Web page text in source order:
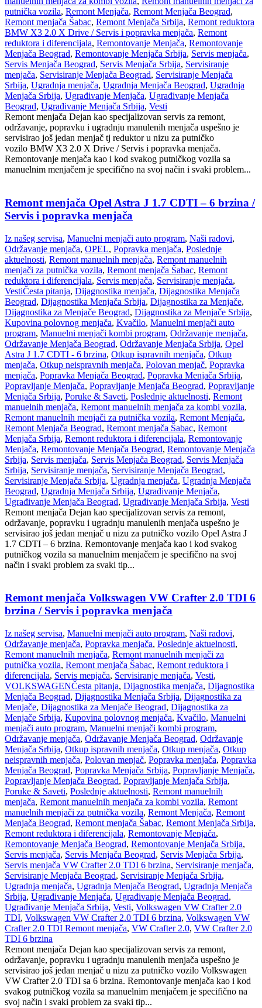
putnička vozila, Remont Menjača, Remont Menjača Beograd,
Remont menjača Šabac, Remont Menjača Srbija, Remont reduktora
BMW X3 2.0 X Drive / Servis i popravka menjača, Remont
reduktora i diferencijala, Remontovanje Menjača, Remontovanje
Menjača Beograd, Remontovanje Menjača Srbija, Servis menjača,
Servis Menjača Beograd, Servis Menjača Srbija, Servisiranje
menjača, Servisiranje Menjača Beograd, Servisiranje Menjača
Srbija, Ugradnja menjača, Ugradnja Menjača Beograd, Ugradnja
Menjača Srbija, Ugrađivanje Menjača, Ugrađivanje Menjača
Beograd, Ugrađivanje Menjača Srbija, Vesti
Remont menjača Dejan kao specijalizovan servis za remont,
održavanje, popravku i ugradnju manulenih menjača uspešno je
servisirao još jedan menjač tj reduktor u nizu za putničko
vozilo BMW X3 2.0 X Drive / Servis i popravka menjača.
Remontovanje menjača kao i kod svakog putničkog vozila sa
manuelnim menjačem je specifično na svoj način i svaki problem...
Remont menjača Opel Astra J 1.7 CDTI – 6 brzina /
Servis i popravka menjača
Iz našeg servisa, Manuelni menjači auto program, Naši radovi,
Održavanje menjača, OPEL, Popravka menjača, Poslednje
aktuelnosti, Remont manuelnih menjača, Remont manuelnih
menjači za putnička vozila, Remont menjača Šabac, Remont
reduktora i diferencijala, Servis menjača, Servisiranje menjača,
VestiČesta pitanja, Dijagnostika menjača, Dijagnostika Menjača
Beograd, Dijagnostika Menjača Srbija, Dijagnostika za Menjače,
Dijagnostika za Menjače Beograd, Dijagnostika za Menjače Srbija,
Kupovina polovnog menjača, Kvačilo, Manuelni menjači auto
program, Manuelni menjači kombi program, Održavanje menjača,
Održavanje Menjača Beograd, Održavanje Menjača Srbija, Opel
Astra J 1.7 CDTI - 6 brzina, Otkup ispravnih menjača, Otkup
menjača, Otkup neispravnih menjača, Polovan menjač, Popravka
menjača, Popravka Menjača Beograd, Popravka Menjača Srbija,
Popravljanje Menjača, Popravljanje Menjača Beograd, Popravljanje
Menjača Srbija, Poruke & Saveti, Poslednje aktuelnosti, Remont
manuelnih menjača, Remont manuelnih menjača za kombi vozila,
Remont manuelnih menjači za putnička vozila, Remont Menjača,
Remont Menjača Beograd, Remont menjača Šabac, Remont
Menjača Srbija, Remont reduktora i diferencijala, Remontovanje
Menjača, Remontovanje Menjača Beograd, Remontovanje Menjača
Srbija, Servis menjača, Servis Menjača Beograd, Servis Menjača
Srbija, Servisiranje menjača, Servisiranje Menjača Beograd,
Servisiranje Menjača Srbija, Ugradnja menjača, Ugradnja Menjača
Beograd, Ugradnja Menjača Srbija, Ugrađivanje Menjača,
Ugrađivanje Menjača Beograd, Ugrađivanje Menjača Srbija, Vesti
Remont menjača Dejan kao specijalizovan servis za remont,
održavanje, popravku i ugradnju manulenih menjača uspešno je
servisirao još jedan menjač u nizu za putničko vozilo Opel Astra J
1.7 CDTI – 6 brzina. Remontovanje menjača kao i kod svakog
putničkog vozila sa manuelnim menjačem je specifično na svoj
način i svaki problem za svaki tip...
Remont menjača Volkswagen VW Crafter 2.0 TDI 6
brzina / Servis i popravka menjača
Iz našeg servisa, Manuelni menjači auto program, Naši radovi,
Održavanje menjača, Popravka menjača, Poslednje aktuelnosti,
Remont manuelnih menjača, Remont manuelnih menjači za
putnička vozila, Remont menjača Šabac, Remont reduktora i
diferencijala, Servis menjača, Servisiranje menjača, Vesti,
VOLKSWAGENČesta pitanja, Dijagnostika menjača, Dijagnostika
Menjača Beograd, Dijagnostika Menjača Srbija, Dijagnostika za
Menjače, Dijagnostika za Menjače Beograd, Dijagnostika za
Menjače Srbija, Kupovina polovnog menjača, Kvačilo, Manuelni
menjači auto program, Manuelni menjači kombi program,
Održavanje menjača, Održavanje Menjača Beograd, Održavanje
Menjača Srbija, Otkup ispravnih menjača, Otkup menjača, Otkup
neispravnih menjača, Polovan menjač, Popravka menjača, Popravka
Menjača Beograd, Popravka Menjača Srbija, Popravljanje Menjača,
Popravljanje Menjača Beograd, Popravljanje Menjača Srbija,
Poruke & Saveti, Poslednje aktuelnosti, Remont manuelnih
menjača, Remont manuelnih menjača za kombi vozila, Remont
manuelnih menjači za putnička vozila, Remont Menjača, Remont
Menjača Beograd, Remont menjača Šabac, Remont Menjača Srbija,
Remont reduktora i diferencijala, Remontovanje Menjača,
Remontovanje Menjača Beograd, Remontovanje Menjača Srbija,
Servis menjača, Servis Menjača Beograd, Servis Menjača Srbija,
Servis menjača VW Crafter 2.0 TDI 6 brzina, Servisiranje menjača,
Servisiranje Menjača Beograd, Servisiranje Menjača Srbija,
Ugradnja menjača, Ugradnja Menjača Beograd, Ugradnja Menjača
Srbija, Ugrađivanje Menjača, Ugrađivanje Menjača Beograd,
Ugrađivanje Menjača Srbija, Vesti, Volkswagen VW Crafter 2.0
TDI, Volkswagen VW Crafter 2.0 TDI 6 brzina, Volkswagen VW
Crafter 2.0 TDI Remont menjača, VW Crafter 2.0, VW Crafter 2.0
TDI 6 brzina
Remont menjača Dejan kao specijalizovan servis za remont,
održavanje, popravku i ugradnju manulenih menjača uspešno je
servisirao još jedan menjač u nizu za putničko vozilo Volkswagen
VW Crafter 2.0 TDI sa 6 brzina. Remontovanje menjača kao i kod
svakog putničkog vozila sa manuelnim menjačem je specifično na
svoj način i svaki problem za svaki tip...